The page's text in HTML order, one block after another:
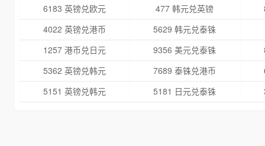
6183 英镑兑欧元 477 韩元兑英镑
4022 英镑兑港币
5629 韩元兑泰铢
1257 港币兑日元
9356 美元兑泰铢
5362 英镑兑韩元
7689 泰铢兑港币
5151 英镑兑韩元
5181 日元兑泰铢